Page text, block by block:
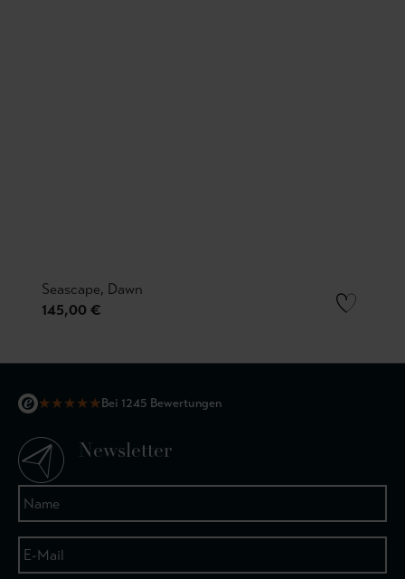
Seascape, Dawn
145,00 €
★★★★★Bei 1245 Bewertungen
Newsletter